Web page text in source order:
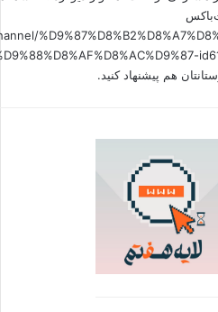
هم پیشنهاد کنید.